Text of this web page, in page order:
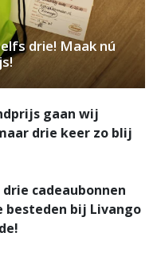
drie! Maak nú
gaan wij
drie keer zo blij
cadeaubonnen
besteden bij Livango